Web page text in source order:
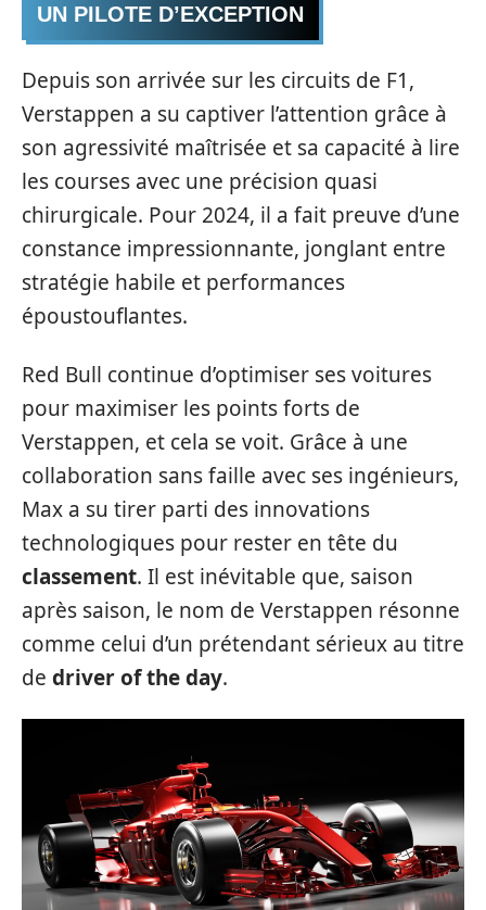
UN PILOTE D’EXCEPTION
Depuis son arrivée sur les circuits de F1,
Verstappen a su captiver l’attention grâce à
son agressivité maîtrisée et sa capacité à lire
les courses avec une précision quasi
chirurgicale. Pour 2024, il a fait preuve d’une
constance impressionnante, jonglant entre
stratégie habile et performances
époustouflantes.
Red Bull continue d’optimiser ses voitures
pour maximiser les points forts de
Verstappen, et cela se voit. Grâce à une
collaboration sans faille avec ses ingénieurs,
Max a su tirer parti des innovations
technologiques pour rester en tête du
classement. Il est inévitable que, saison
après saison, le nom de Verstappen résonne
comme celui d’un prétendant sérieux au titre
de driver of the day.